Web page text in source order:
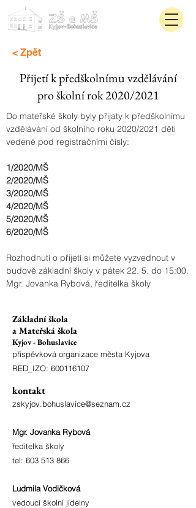
< Zpět
Přijetí k předškolnímu vzdělávání
pro školní rok 2020/2021
Do mateřské školy byly přijaty k předškolnímu
vzdělávání od školního roku 2020/2021 děti
vedené pod registračními čísly:
1/2020/MŠ
2/2020/MŠ
3/2020/MŠ
4/2020/MŠ
5/2020/MŠ
6/2020/MŠ
Rozhodnutí o přijetí si můžete vyzvednout v
budově základní školy v pátek 22. 5. do 15:00.
Mgr. Jovanka Rybová, ředitelka školy
Základní škola
a Mateřská škola
Kyjov - Bohuslavice
příspěvková organizace města Kyjova
RED_IZO: 600116107
kontakt
zskyjov.bohuslavice@seznam.cz
Mgr. Jovanka Rybová
ředitelka školy
tel: 603 513 866
Ludmila Vodičková
vedoucí školní jídelny